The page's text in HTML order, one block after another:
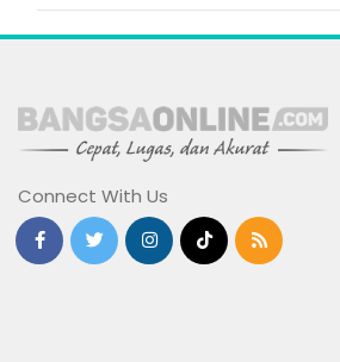
Connect With Us